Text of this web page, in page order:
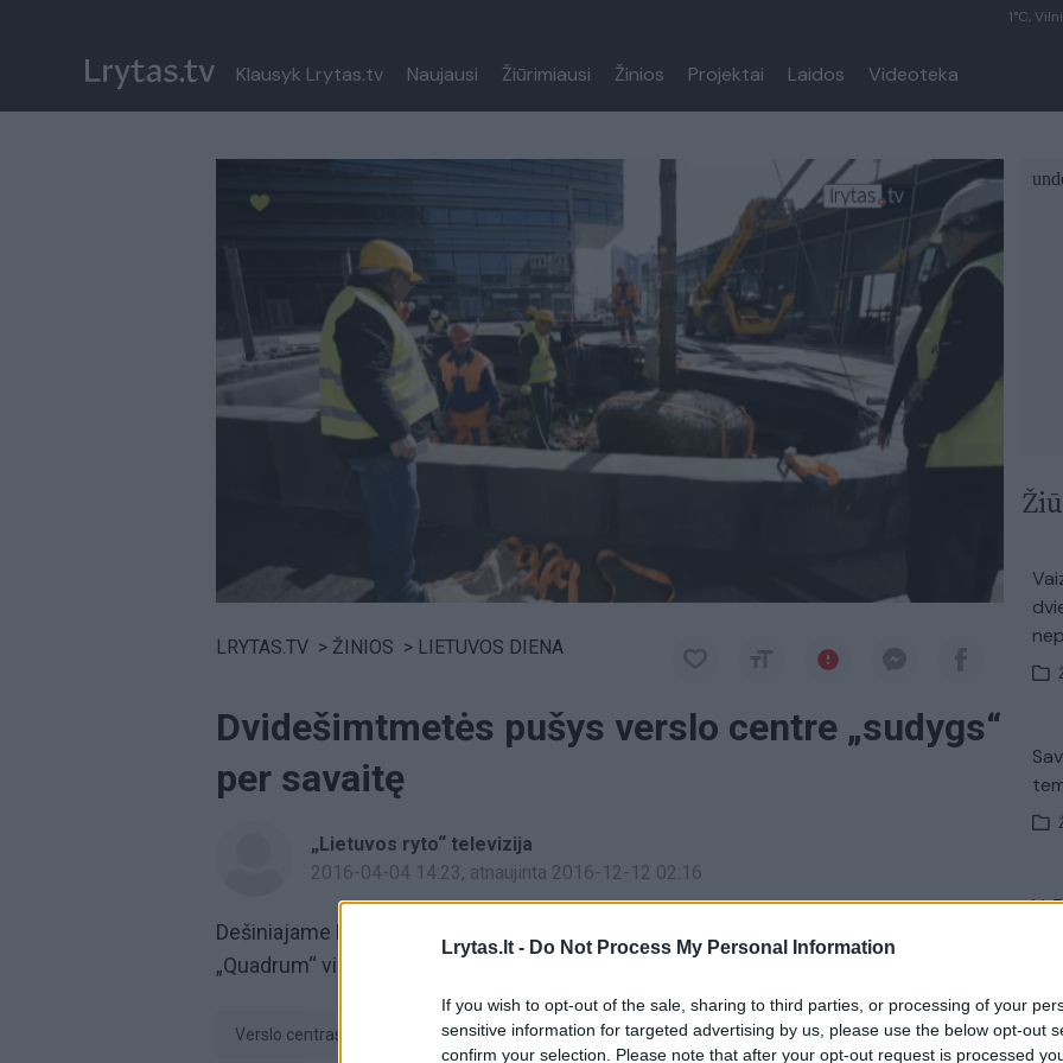
Lrytas.lt - Do Not Process My Personal Information
If you wish to opt-out of the sale, sharing to third parties, or processing of your
sensitive information for targeted advertising by us, please use the below opt-out
confirm your selection. Please note that after your opt-out request is processed
1°C,
Klausyk Lrytas.tv Naujausi Žiūrimiausi Žinios Projektai Laidos Videoteka
LRYTAS.TV > ŽINIOS > LIETUVOS DIENA
Dvidešimtmetės pušys verslo centre „sudygs“
per savaitę
„Lietuvos ryto“ televizija
2016-04-04 14:23, atnaujinta 2016-12-12 02:16
Dešiniajame Neries krante iškilusio vieno moderniausių Baltijos šalyse verslo centro
„Quadrum“ vidinį kiemą šią savaitę papuoš 13 pušų, kurių amžius 20-25 metai.
verslo centras medžiai pušys
V.